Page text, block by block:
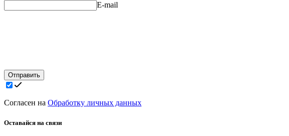
E-mail
Отправить
Согласен на Обработку личных данных
Оставайся на связи